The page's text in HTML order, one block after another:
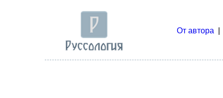
От автора